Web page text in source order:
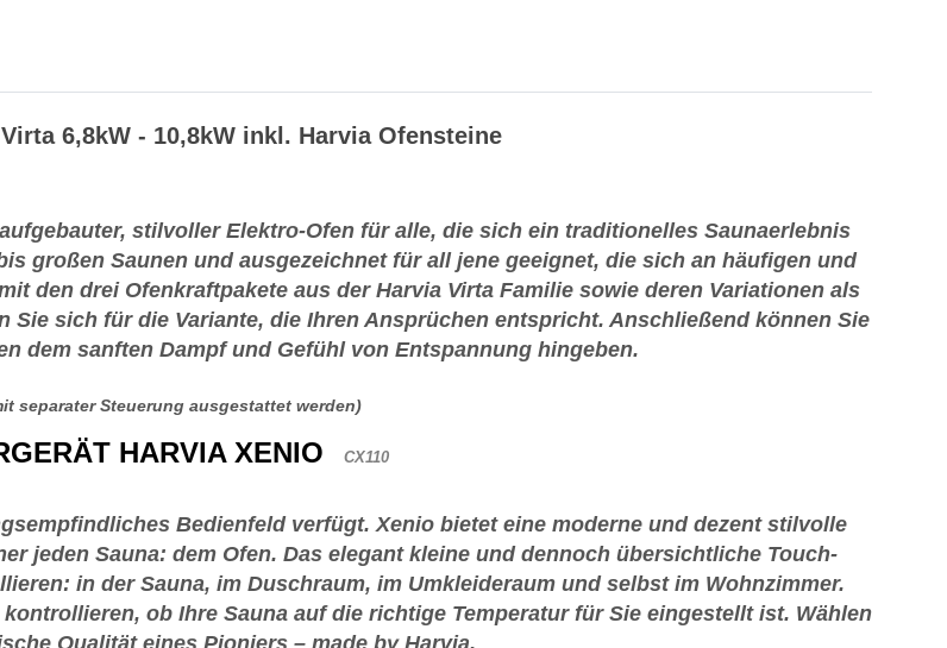
6,8kW - 10,8kW inkl. Harvia Ofensteine
stilvoller Elektro-Ofen für alle, die sich ein traditionelles Saunaerlebnis
großen Saunen und ausgezeichnet für all jene geeignet, die sich an häufigen und
den drei Ofenkraftpakete aus der Harvia Virta Familie sowie deren Variationen als
Sie sich für die Variante, die Ihren Ansprüchen entspricht. Anschließend können Sie
dem sanften Dampf und Gefühl von Entspannung hingeben.
separater Steuerung ausgestattet werden)
HARVIA XENIO CX110
Bedienfeld verfügt. Xenio bietet eine moderne und dezent stilvolle
jeden Sauna: dem Ofen. Das elegant kleine und dennoch übersichtliche Touch-
in der Sauna, im Duschraum, im Umkleideraum und selbst im Wohnzimmer.
ob Ihre Sauna auf die richtige Temperatur für Sie eingestellt ist. Wählen